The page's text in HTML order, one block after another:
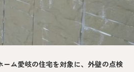
ム愛岐の住宅を対象に、外壁の点検